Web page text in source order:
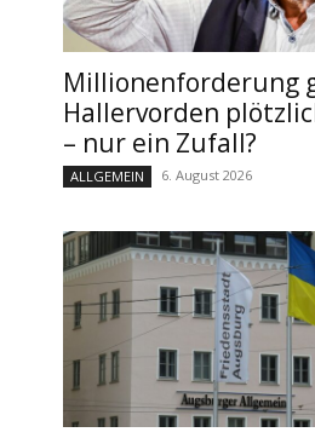
Millionenforderung
Hallervorden
– nur ein Zufall?
ALLGEMEIN 6. August 2026